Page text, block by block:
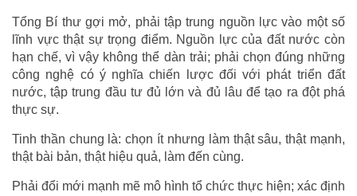
Tổng Bí thư gợi mở, phải tập trung nguồn lực vào một số
lĩnh vực thật sự trọng điểm. Nguồn lực của đất nước còn
hạn chế, vì vậy không thể dàn trải; phải chọn đúng những
công nghệ có ý nghĩa chiến lược đối với phát triển đất
nước, tập trung đầu tư đủ lớn và đủ lâu để tạo ra đột phá
thực sự.
Tinh thần chung là: chọn ít nhưng làm thật sâu, thật mạnh,
thật bài bản, thật hiệu quả, làm đến cùng.
Phải đổi mới mạnh mẽ mô hình tổ chức thực hiện; xác định